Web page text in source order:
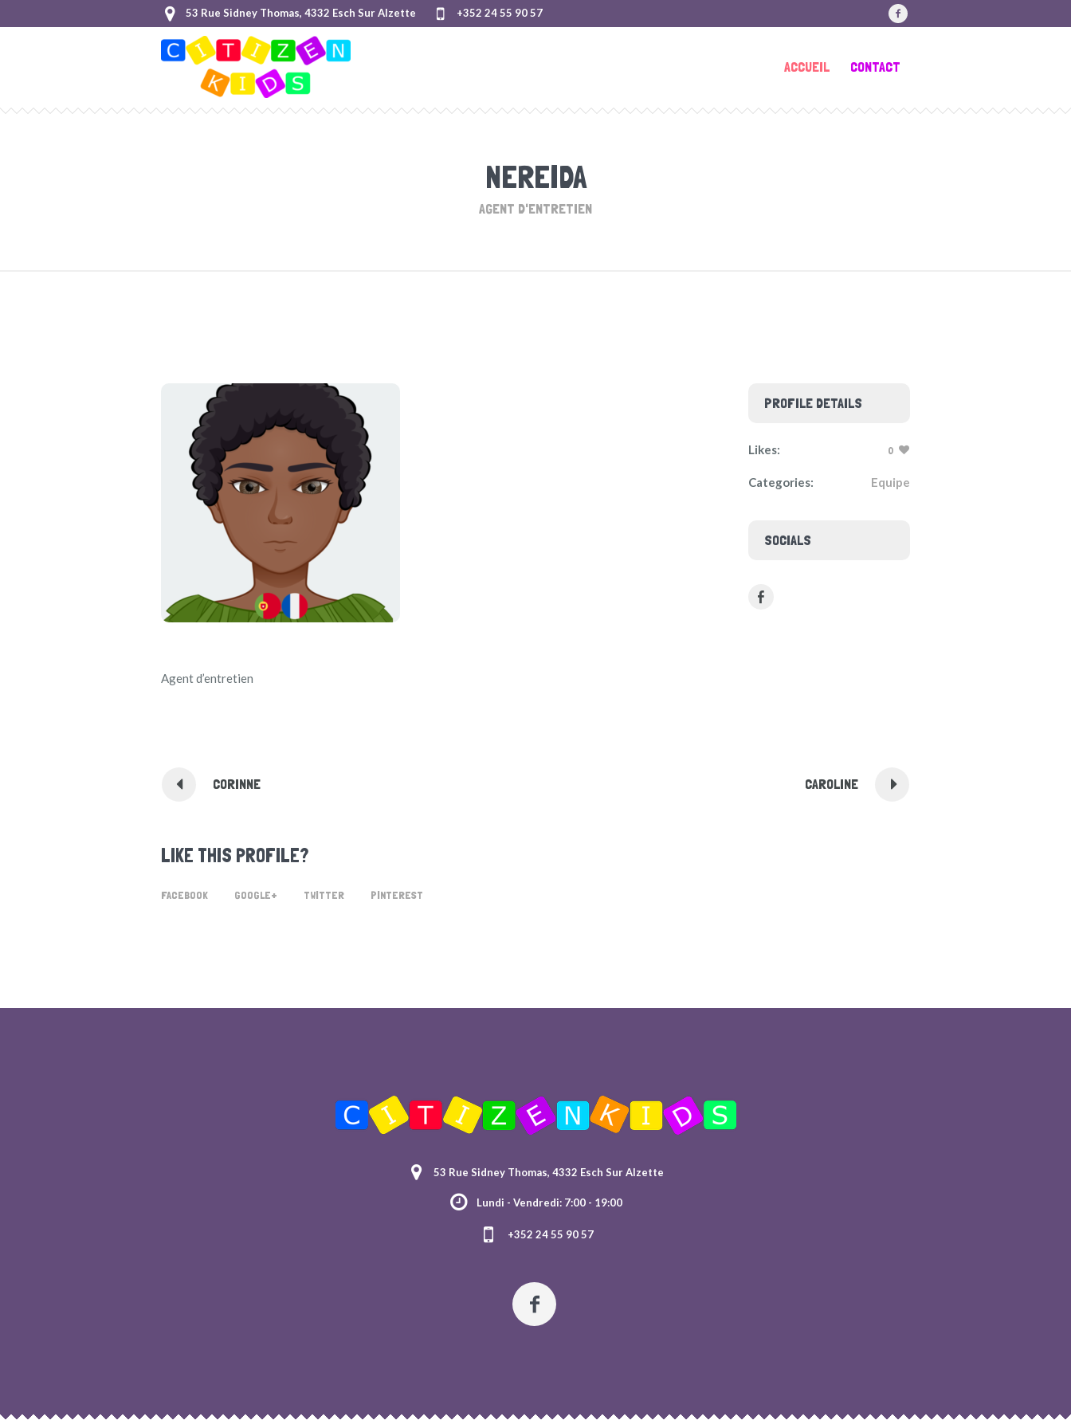
53 Rue Sidney Thomas, 4332 Esch Sur Alzette +352 24 55 90 57
ACCUEIL CONTACT
NEREIDA
AGENT D'ENTRETIEN
Agent d’entretien
PROFILE DETAILS
Likes: 0
Categories: Equipe
SOCIALS
CORINNE CAROLINE
LIKE THIS PROFILE?
FACEBOOK GOOGLE+ TWITTER PINTEREST
53 Rue Sidney Thomas, 4332 Esch Sur Alzette
Lundi - Vendredi: 7:00 - 19:00
+352 24 55 90 57